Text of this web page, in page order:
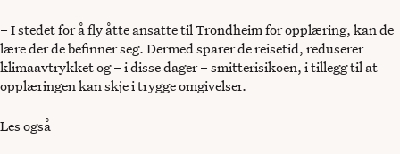
– I stedet for å fly åtte ansatte til Trondheim for opplæring, kan de
lære der de befinner seg. Dermed sparer de reisetid, reduserer
klimaavtrykket og – i disse dager – smitterisikoen, i tillegg til at
opplæringen kan skje i trygge omgivelser.
Les også